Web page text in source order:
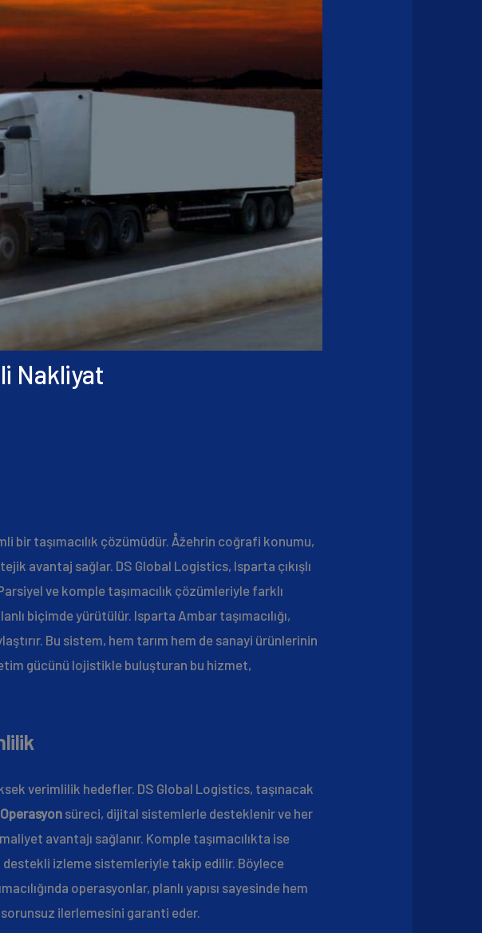
Nakliyat
bir taşımacılık çözümüdür. Åžehrin coğrafi konumu,
avantaj sağlar. DS Global Logistics, Isparta çıkışlı
ve komple taşımacılık çözümleriyle farklı
biçimde yürütülür. Isparta Ambar taşımacılığı,
Bu sistem, hem tarım hem de sanayi ürünlerinin
gücünü lojistikle buluşturan bu hizmet,
verimlilik hedefler. DS Global Logistics, taşınacak
Operasyon süreci, dijital sistemlerle desteklenir ve her
avantajı sağlanır. Komple taşımacılıkta ise
destekli izleme sistemleriyle takip edilir. Böylece
operasyonlar, planlı yapısı sayesinde hem
ilerlemesini garanti eder.